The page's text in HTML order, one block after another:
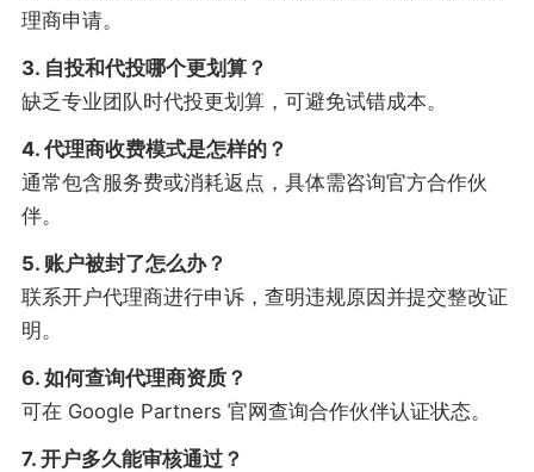
理商申请。
3. 自投和代投哪个更划算？
缺乏专业团队时代投更划算，可避免试错成本。
4. 代理商收费模式是怎样的？
通常包含服务费或消耗返点，具体需咨询官方合作伙
伴。
5. 账户被封了怎么办？
联系开户代理商进行申诉，查明违规原因并提交整改证
明。
6. 如何查询代理商资质？
可在 Google Partners 官网查询合作伙伴认证状态。
7. 开户多久能审核通过？